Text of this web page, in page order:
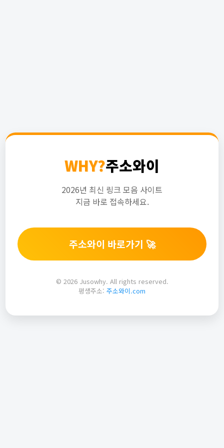
WHY?주소와이
2026년 최신 링크 모음 사이트
지금 바로 접속하세요.
주소와이 바로가기 🚀
© 2026 Jusowhy. All rights reserved.
평생주소: 주소와이.com